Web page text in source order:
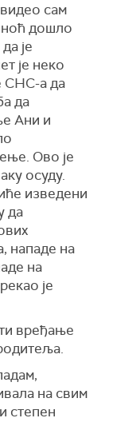
сам
дошло
је
је неко
СНС-а да
да
Ани и
Ово је
осуду.
изведени
да
нападе на
на
је
вређање
на свим
степен